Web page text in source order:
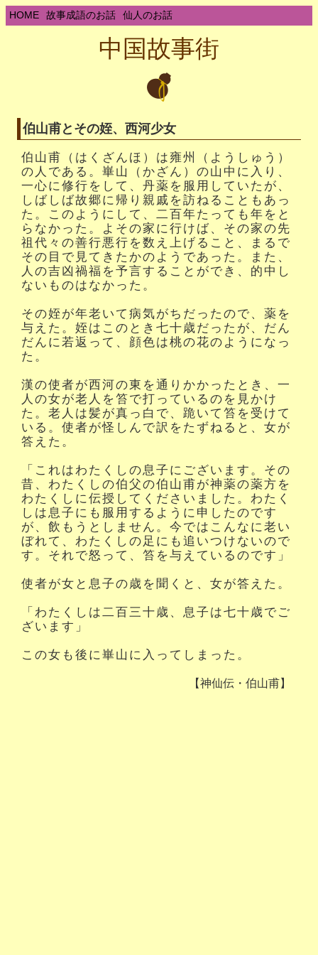
HOME 故事成語のお話 仙人のお話
中国故事街
伯山甫とその姪、西河少女
伯山甫（はくざんほ）は雍州（ようしゅう）
の人である。崋山（かざん）の山中に入り、
一心に修行をして、丹薬を服用していたが、
しばしば故郷に帰り親戚を訪ねることもあっ
た。このようにして、二百年たっても年をと
らなかった。よその家に行けば、その家の先
祖代々の善行悪行を数え上げること、まるで
その目で見てきたかのようであった。また、
人の吉凶禍福を予言することができ、的中し
ないものはなかった。
その姪が年老いて病気がちだったので、薬を
与えた。姪はこのとき七十歳だったが、だん
だんに若返って、顔色は桃の花のようになっ
た。
漢の使者が西河の東を通りかかったとき、一
人の女が老人を笞で打っているのを見かけ
た。老人は髪が真っ白で、跪いて笞を受けて
いる。使者が怪しんで訳をたずねると、女が
答えた。
「これはわたくしの息子にございます。その
昔、わたくしの伯父の伯山甫が神薬の薬方を
わたくしに伝授してくださいました。わたく
しは息子にも服用するように申したのです
が、飲もうとしません。今ではこんなに老い
ぼれて、わたくしの足にも追いつけないので
す。それで怒って、笞を与えているのです」
使者が女と息子の歳を聞くと、女が答えた。
「わたくしは二百三十歳、息子は七十歳でご
ざいます」
この女も後に崋山に入ってしまった。
【神仙伝・伯山甫】